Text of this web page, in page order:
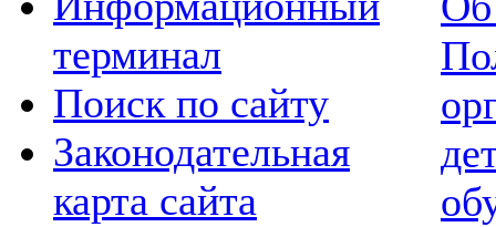
терминал
Поиск по сайту
Законодательная
карта сайта